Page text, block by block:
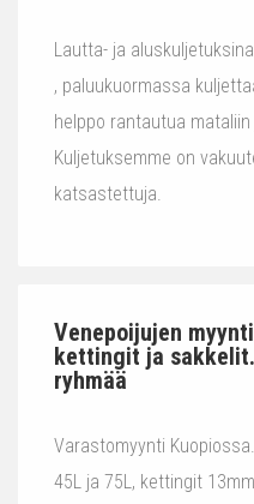
Lautta- ja
, paluukuormassa
helppo rantautua
Kuljetuksemme on
katsastettuja.
Venepoijujen
kettingit ja
ryhmää
Varastomyynti
45L ja 75L, kettingit